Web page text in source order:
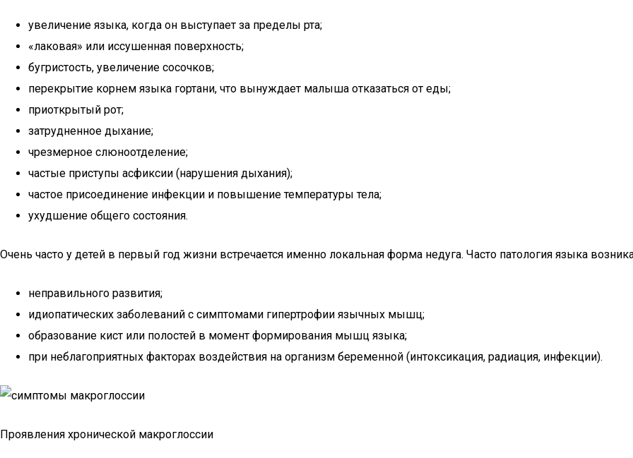
увеличение языка, когда он выступает за пределы рта;
«лаковая» или иссушенная поверхность;
бугристость, увеличение сосочков;
перекрытие корнем языка гортани, что вынуждает малыша отказаться от еды;
приоткрытый рот;
затрудненное дыхание;
чрезмерное слюноотделение;
частые приступы асфиксии (нарушения дыхания);
частое присоединение инфекции и повышение температуры тела;
ухудшение общего состояния.
Очень часто у детей в первый год жизни встречается именно локальная форма недуга. Часто патология языка
неправильного развития;
идиопатических заболеваний с симптомами гипертрофии язычных мышц;
образование кист или полостей в момент формирования мышц языка;
при неблагоприятных факторах воздействия на организм беременной (интоксикация, радиация, инфекции).
Проявления хронической макроглоссии